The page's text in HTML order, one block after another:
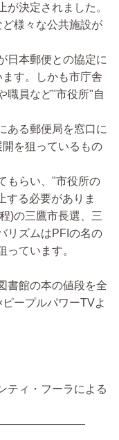
決定されました。
様々な公共施設が
日本郵便との協定に
す。しかも市庁舎
職員など"市役所"自
ある郵便局を窓口に
を狙っているもの
もらい、"市役所の
する必要がありま
)の三鷹市長選、三
リズムはPFIの名の
ています。
書館の本の値段を全
ープルパワーTVよ
ティ・フーラによる